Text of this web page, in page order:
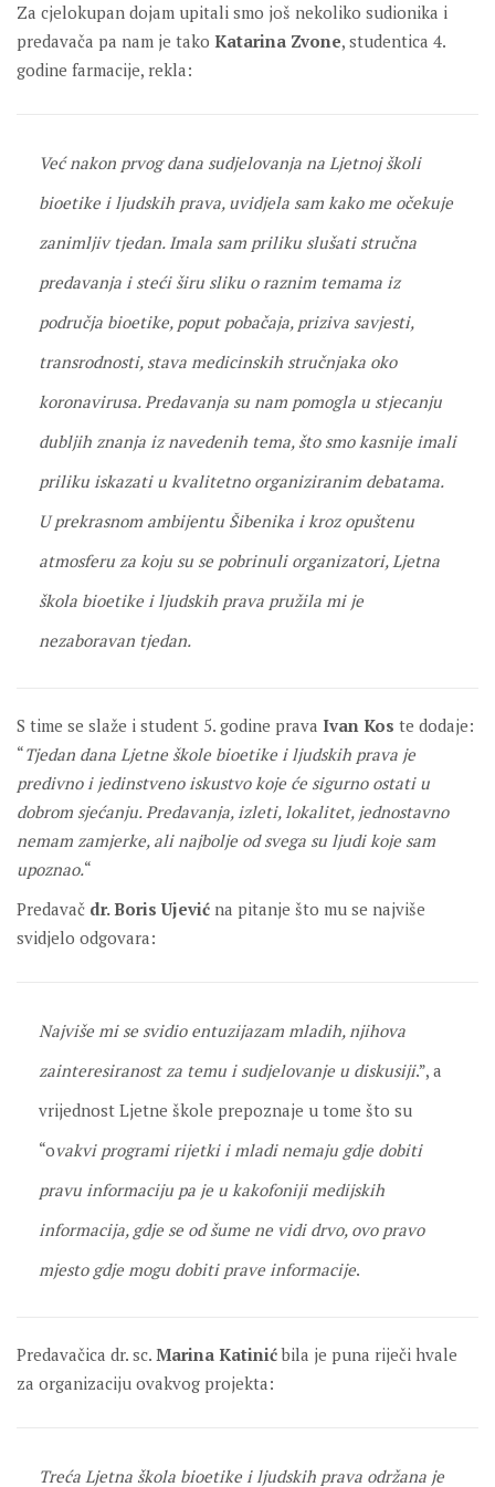
Za cjelokupan dojam upitali smo još nekoliko sudionika i
predavača pa nam je tako Katarina Zvone, studentica 4.
godine farmacije, rekla:
Već nakon prvog dana sudjelovanja na Ljetnoj školi
bioetike i ljudskih prava, uvidjela sam kako me očekuje
zanimljiv tjedan. Imala sam priliku slušati stručna
predavanja i steći širu sliku o raznim temama iz
područja bioetike, poput pobačaja, priziva savjesti,
transrodnosti, stava medicinskih stručnjaka oko
koronavirusa. Predavanja su nam pomogla u stjecanju
dubljih znanja iz navedenih tema, što smo kasnije imali
priliku iskazati u kvalitetno organiziranim debatama.
U prekrasnom ambijentu Šibenika i kroz opuštenu
atmosferu za koju su se pobrinuli organizatori, Ljetna
škola bioetike i ljudskih prava pružila mi je
nezaboravan tjedan.
S time se slaže i student 5. godine prava Ivan Kos te dodaje:
“Tjedan dana Ljetne škole bioetike i ljudskih prava je
predivno i jedinstveno iskustvo koje će sigurno ostati u
dobrom sjećanju. Predavanja, izleti, lokalitet, jednostavno
nemam zamjerke, ali najbolje od svega su ljudi koje sam
upoznao.“
Predavač dr. Boris Ujević na pitanje što mu se najviše
svidjelo odgovara:
Najviše mi se svidio entuzijazam mladih, njihova
zainteresiranost za temu i sudjelovanje u diskusiji.”, a
vrijednost Ljetne škole prepoznaje u tome što su
“ovakvi programi rijetki i mladi nemaju gdje dobiti
pravu informaciju pa je u kakofoniji medijskih
informacija, gdje se od šume ne vidi drvo, ovo pravo
mjesto gdje mogu dobiti prave informacije.
Predavačica dr. sc. Marina Katinićbila je puna riječi hvale
za organizaciju ovakvog projekta:
Treća Ljetna škola bioetike i ljudskih prava održana je